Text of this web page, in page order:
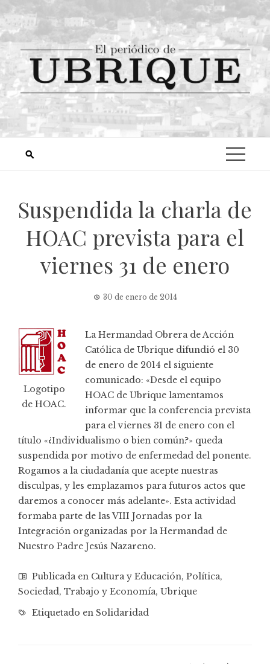
Suspendida la charla de
HOAC prevista para el
viernes 31 de enero
30 de enero de 2014
Logotipo
de HOAC.
LaHermandad Obrera de Acción
Católica de Ubrique difundió el 30
de enero de 2014 el siguiente
comunicado: «Desde el equipo
HOAC de Ubrique lamentamos
informar que la conferencia prevista
para el viernes 31 de enero con el
título «¿Individualismo o bien común?» queda
suspendida por motivo de enfermedad del ponente.
Rogamos a la ciudadanía que acepte nuestras
disculpas, y les emplazamos para futuros actos que
daremos a conocer más adelante». Esta actividad
formaba parte de las VIII Jornadas por la
Integración organizadas por la Hermandad de
Nuestro Padre Jesús Nazareno.
Publicada en Cultura y Educación, Política,
Sociedad, Trabajo y Economía, Ubrique
Etiquetado en Solidaridad